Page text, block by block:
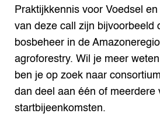
Praktijkkennis voor Voedsel en
van deze call zijn bijvoorbeeld
bosbeheer in de
agroforestry. Wil je meer
ben je op zoek naar
dan deel aan één of meerdere
startbijeenkomsten.